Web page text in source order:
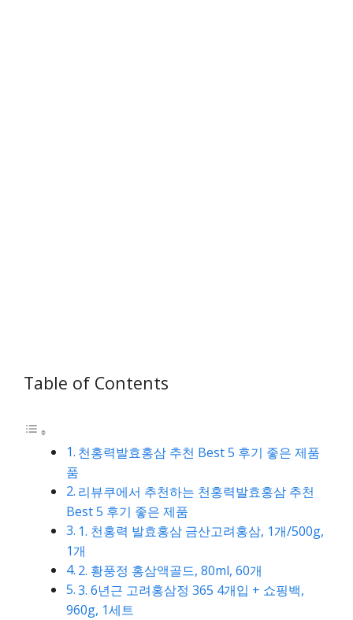
Table of Contents
천홍력발효홍삼 추천 Best 5 후기 좋은 제품
품
리뷰쿠에서 추천하는 천홍력발효홍삼 추천
Best 5 후기 좋은 제품
1. 천홍력 발효홍삼 금산고려홍삼, 1개/500g,
1개
2. 황풍정 홍삼액골드, 80ml, 60개
3. 6년근 고려홍삼정 365 4개입 + 쇼핑백,
960g, 1세트